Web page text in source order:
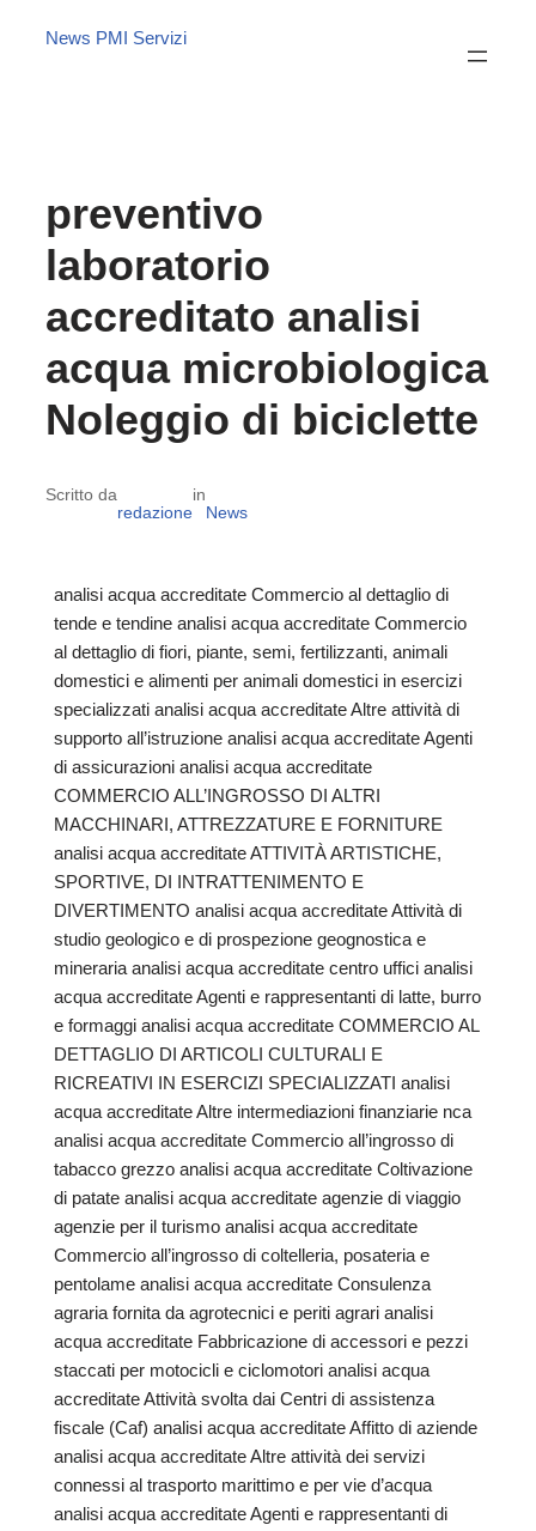
News PMI Servizi
preventivo
laboratorio
accreditato analisi
acqua microbiologica
Noleggio di biciclette
Scritto da
redazione
in
News
analisi acqua accreditate Commercio al dettaglio di
tende e tendine analisi acqua accreditate Commercio
al dettaglio di fiori, piante, semi, fertilizzanti, animali
domestici e alimenti per animali domestici in esercizi
specializzati analisi acqua accreditate Altre attività di
supporto all’istruzione analisi acqua accreditate Agenti
di assicurazioni analisi acqua accreditate
COMMERCIO ALL’INGROSSO DI ALTRI
MACCHINARI, ATTREZZATURE E FORNITURE
analisi acqua accreditate ATTIVITÀ ARTISTICHE,
SPORTIVE, DI INTRATTENIMENTO E
DIVERTIMENTO analisi acqua accreditate Attività di
studio geologico e di prospezione geognostica e
mineraria analisi acqua accreditate centro uffici analisi
acqua accreditate Agenti e rappresentanti di latte, burro
e formaggi analisi acqua accreditate COMMERCIO AL
DETTAGLIO DI ARTICOLI CULTURALI E
RICREATIVI IN ESERCIZI SPECIALIZZATI analisi
acqua accreditate Altre intermediazioni finanziarie nca
analisi acqua accreditate Commercio all’ingrosso di
tabacco grezzo analisi acqua accreditate Coltivazione
di patate analisi acqua accreditate agenzie di viaggio
agenzie per il turismo analisi acqua accreditate
Commercio all’ingrosso di coltelleria, posateria e
pentolame analisi acqua accreditate Consulenza
agraria fornita da agrotecnici e periti agrari analisi
acqua accreditate Fabbricazione di accessori e pezzi
staccati per motocicli e ciclomotori analisi acqua
accreditate Attività svolta dai Centri di assistenza
fiscale (Caf) analisi acqua accreditate Affitto di aziende
analisi acqua accreditate Altre attività dei servizi
connessi al trasporto marittimo e per vie d’acqua
analisi acqua accreditate Agenti e rappresentanti di